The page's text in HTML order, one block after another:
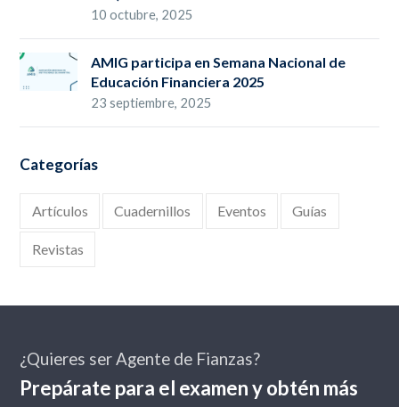
10 octubre, 2025
AMIG participa en Semana Nacional de
Educación Financiera 2025
23 septiembre, 2025
Categorías
Artículos Cuadernillos Eventos Guías
Revistas
¿Quieres ser Agente de Fianzas?
Prepárate para el examen y obtén más